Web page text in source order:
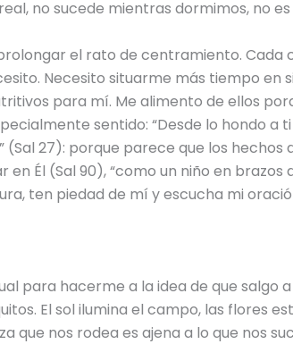
no sucede mientras dormimos, no
el rato de centramiento. Cada
Necesito situarme más tiempo
para mí. Me alimento de ellos
sentido: “Desde lo hondo a ti
27): porque parece que los
Él (Sal 90), “como un niño en brazos
ten piedad de mí y escucha mi
para hacerme a la idea de que salgo
El sol ilumina el campo, las flores
que nos rodea es ajena a lo que nos